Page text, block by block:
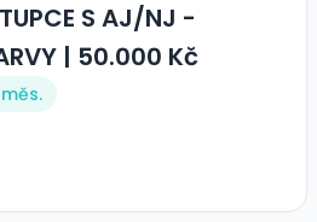
S AJ/NJ -
| 50.000 Kč
měs.